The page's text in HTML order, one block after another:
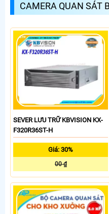
CAMERA QUAN SÁT
SEVER LƯU TRỮ KBVISION KX-
F320R36ST-H
Giá: 30%
00 ₫